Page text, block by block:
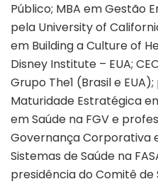
Público; MBA em Gestão
pela University of
em Building a Culture of
Disney Institute – EUA;
Grupo The1 (Brasil e
Maturidade Estratégica
em Saúde na FGV e
Governança Corporativa
Sistemas de Saúde na
presidência do Comitê de